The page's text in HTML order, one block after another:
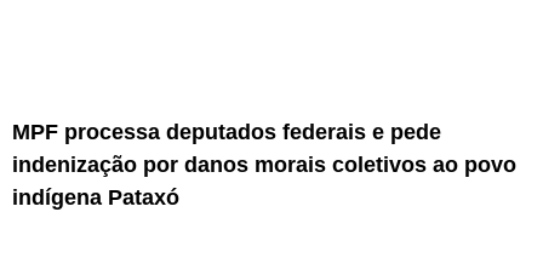
MPF processa deputados federais e pede
indenização por danos morais coletivos ao povo
indígena Pataxó